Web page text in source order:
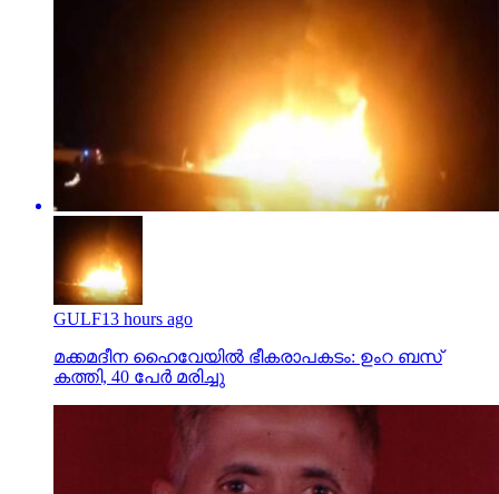
GULF13 hours ago
മക്കമദീന ഹൈവേയില്‍ ഭീകരാപകടം: ഉംറ ബസ്
കത്തി, 40 പേര്‍ മരിച്ചു